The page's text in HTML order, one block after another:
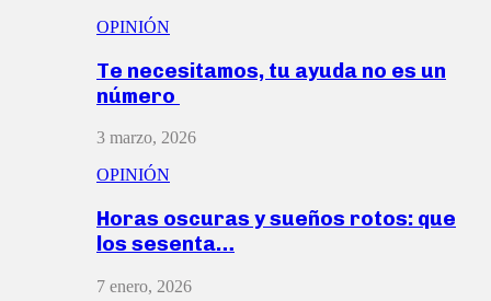
OPINIÓN
Te necesitamos, tu ayuda no es un
número
3 marzo, 2026
OPINIÓN
Horas oscuras y sueños rotos: que
los sesenta…
7 enero, 2026